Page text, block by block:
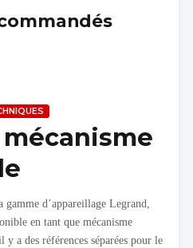
d’appareillage Legrand,
en tant que mécanisme
a des références séparées pour le